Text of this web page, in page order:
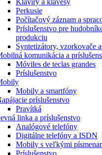
Perkusie
Počítačový záznam a
Príslušenstvo pre
produkciu
Syntetizátory, vzorkovače
komunikácia a
Móviles de teclas grandes
Príslušenstvo
Mobily a smartfóny
príslušenstvo
Pravítká
linka a príslušenstvo
Analógové telefóny
Digitálne telefóny a ISDN
Mobily s veľkými
Príslušenstvo